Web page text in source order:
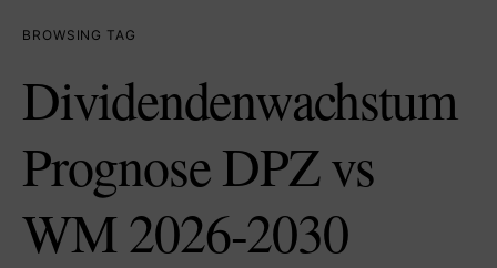
BROWSING TAG
Dividendenwachstum
Prognose DPZ vs
WM 2026-2030